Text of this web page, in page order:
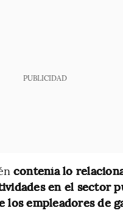
PUBLICIDAD
contenía lo
en el sector
los empleadores de